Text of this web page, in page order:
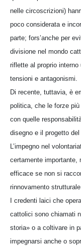
nelle circoscrizioni)
poco considerata e
parte; fors’anche per
divisione nel mondo
riflette al proprio
tensioni e antagonismi.
Di recente, tuttavia, è
politica, che le forze
con quelle
disegno e il progetto del
L’impegno nel
certamente importante,
efficace se non si
rinnovamento
I credenti laici che
cattolici sono chiamati
storia» o a coltivare in
impegnarsi anche o